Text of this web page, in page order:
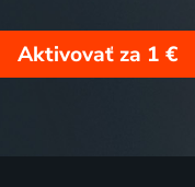
Aktivovať za 1 €